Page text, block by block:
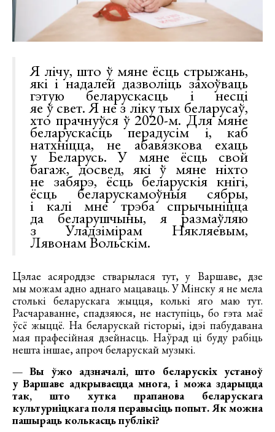
Я лічу, што ў мяне ёсць стрыжань,
які і надалей дазволіць захоўваць
гэтую беларускасць і несці
яе ў свет. Я не з ліку тых беларусаў,
хто прачнуўся ў 2020-м. Для мяне
беларускасць перадусім і, каб
натхніцца, не абавязкова ехаць
у Беларусь. У мяне ёсць свой
багаж, досвед, які ў мяне ніхто
не забярэ, ёсць беларускія кнігі,
ёсць беларускамоўныя сябры,
і калі мне трэба спрычыніцца
да беларушчыны, я размаўляю
з Уладзімірам Някляевым,
Лявонам Вольскім.
Цэлае асяроддзе стварылася тут, у Варшаве, дзе
мы можам адно аднаго мацаваць. У Мінску я не мела
столькі беларускага жыцця, колькі яго маю тут.
Расчараванне, спадзяюся, не наступіць, бо гэта маё
ўсё жыццё. На беларускай гісторыі, ідэі пабудавана
мая прафесійная дзейнасць. Наўрад ці буду рабіць
нешта іншае, апроч беларускай музыкі.
— Вы ўжо адзначалі, што беларускіх устаноў
у Варшаве адкрываецца многа, і можа здарыцца
так, што хутка прапанова беларускага
культурніцкага поля перавысіць попыт. Як можна
пашыраць колькасць публікі?